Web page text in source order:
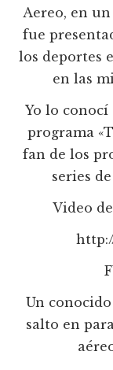
Aereo, en
fue
los deportes
en las
Yo lo conocí
programa
fan de los
series
Video
Un
salto en